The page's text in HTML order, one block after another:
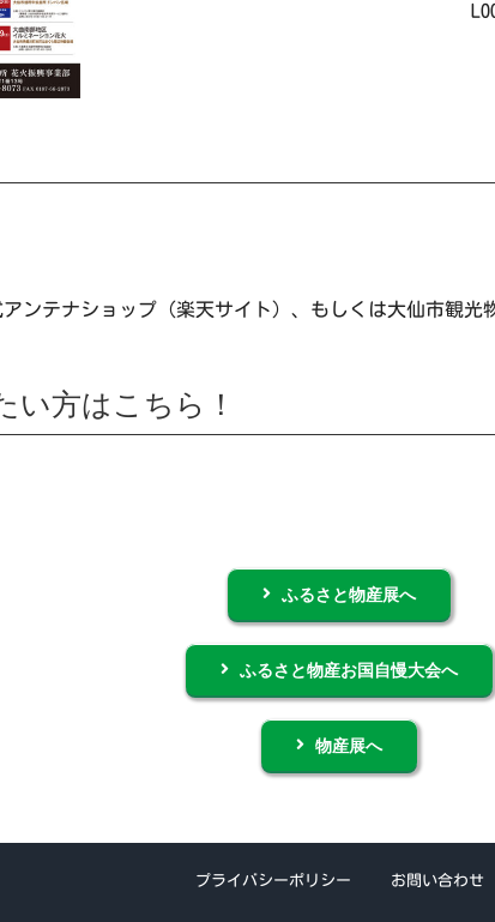
ンテナショップ（楽天サイト）、もしくは大仙市観光
い方はこちら！
ふるさと物産展へ
ふるさと物産お国自慢大会へ
物産展へ
プライバシーポリシー お問い合わせ